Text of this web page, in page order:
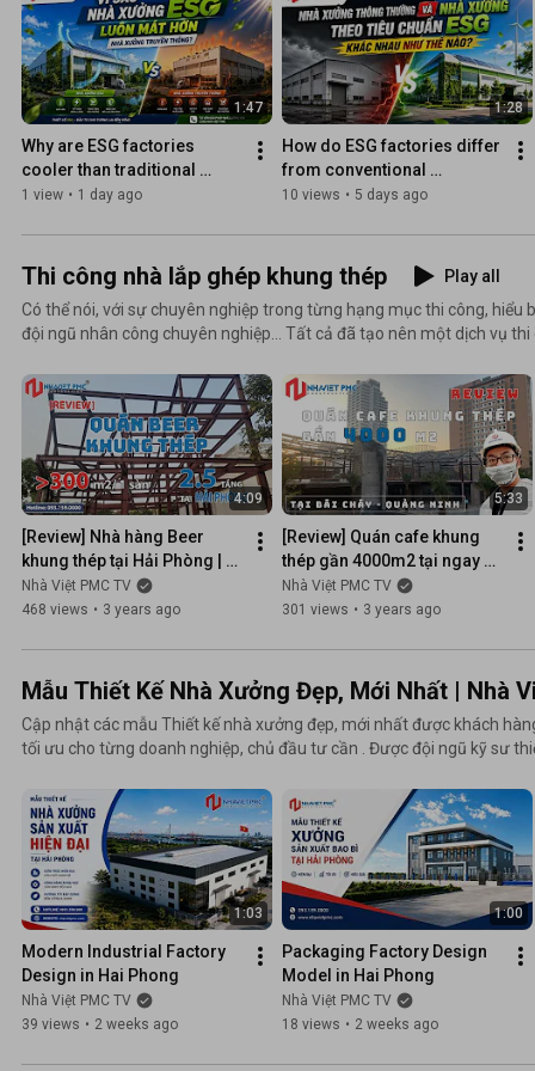
1:47
Why are ESG factories
cooler than traditional
ones?
1 view • 1 day ago
1:28
How do ESG factories differ
from conventional
factories?
10 views • 5 days ago
Thi công nhà lắp ghép khung thép
Play all
Có thể nói, với sự chuyên nghiệp trong từng hạng mục thi công, hiểu
đội ngũ nhân công chuyên nghiệp… Tất cả đã tạo nên một dịch vụ
4:09
[Review] Nhà hàng Beer
khung thép tại Hải Phòng |
Thi công nhà lắp ghép | Nhà
Việt PMC
Nhà Việt PMC TV
468 views • 3 years ago
5:33
[Review] Quán cafe khung
thép gần 4000m2 tại ngay
trung tâm Bãi Cháy - Quảng
Ninh | Nhà Việt PMC
Nhà Việt PMC TV
301 views • 3 years ago
Mẫu Thiết Kế Nhà Xưởng Đẹp, Mới Nhất | Nhà
Cập nhật các mẫu Thiết kế nhà xưởng đẹp, mới nhất được khách
tối ưu cho từng doanh nghiệp, chủ đầu tư cần . Được đội ngũ kỹ sư
tư xây dựng:
1:03
Modern Industrial Factory
Design in Hai Phong
Nhà Việt PMC TV
39 views • 2 weeks ago
1:00
Packaging Factory Design
Model in Hai Phong
Nhà Việt PMC TV
18 views • 2 weeks ago